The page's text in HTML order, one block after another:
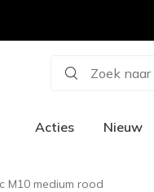
Zoek naar
Acties Nieuw
M10 medium rood